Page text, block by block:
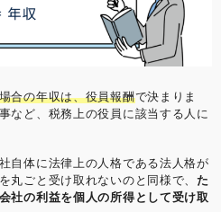
合の年収は、役員報酬で決まりま
など、税務上の役員に該当する人に
自体に法律上の人格である法人格が
丸ごと受け取れないのと同様で、 た
社の利益を個人の所得として受け取